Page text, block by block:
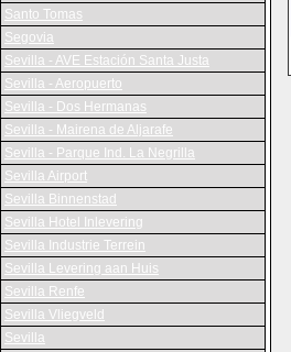
Santo Tomas
Segovia
Sevilla - AVE Estación Santa Justa
Sevilla - Aeropuerto
Sevilla - Dos Hermanas
Sevilla - Mairena de Aljarafe
Sevilla - Parque Ind. La Negrilla
Sevilla Airport
Sevilla Binnenstad
Sevilla Hotel Inlevering
Sevilla Industrie Terrein
Sevilla Levering aan Huis
Sevilla Renfe
Sevilla Vliegveld
Sevilla